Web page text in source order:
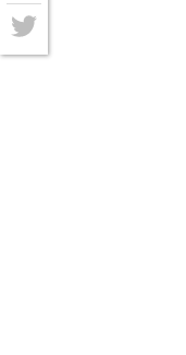
Facebook
Twitter